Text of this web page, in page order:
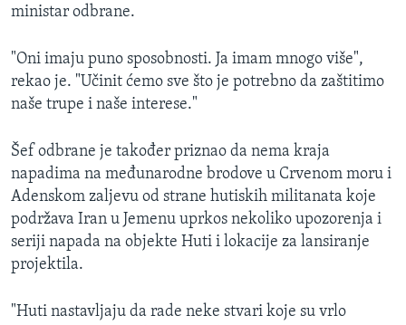
ministar odbrane.
"Oni imaju puno sposobnosti. Ja imam mnogo više",
rekao je. "Učinit ćemo sve što je potrebno da zaštitimo
naše trupe i naše interese."
Šef odbrane je također priznao da nema kraja
napadima na međunarodne brodove u Crvenom moru i
Adenskom zaljevu od strane hutiskih militanata koje
podržava Iran u Jemenu uprkos nekoliko upozorenja i
seriji napada na objekte Huti i lokacije za lansiranje
projektila.
"Huti nastavljaju da rade neke stvari koje su vrlo